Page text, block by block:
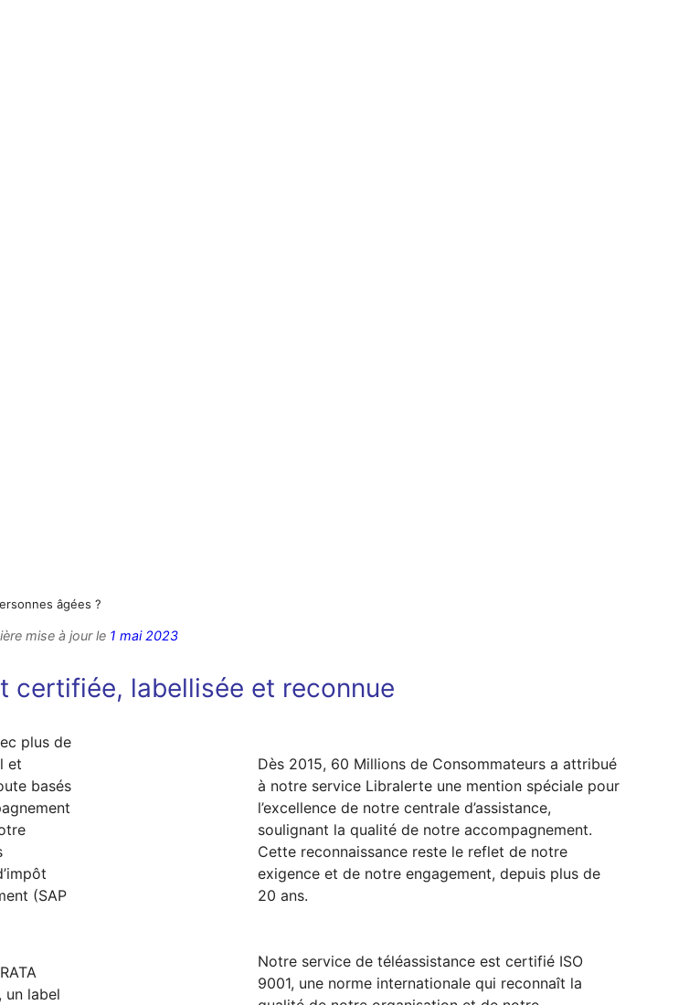
âgées ?
mise à jour le 1 mai 2023
certifiée, labellisée et reconnue
plus de
et
basés
(SAP
Dès 2015, 60 Millions de Consommateurs a attribué
à notre service Libralerte une mention spéciale pour
l’excellence de notre centrale d’assistance,
soulignant la qualité de notre accompagnement.
Cette reconnaissance reste le reflet de notre
exigence et de notre engagement, depuis plus de
20 ans.
un label
Notre service de téléassistance est certifié ISO
9001, une norme internationale qui reconnaît la